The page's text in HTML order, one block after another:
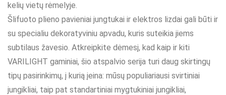
kelių vietų rėmelyje.
Šlifuoto plieno pavieniai jungtukai ir elektros lizdai gali būti ir
su specialiu dekoratyviniu apvadu, kuris suteikia jiems
subtilaus žavesio. Atkreipkite dėmesį, kad kaip ir kiti
VARILIGHT gaminiai, šio atspalvio serija turi daug skirtingų
tipų pasirinkimų, į kurią įeina: mūsų populiariausi svirtiniai
jungikliai, taip pat standartiniai mygtukiniai jungikliai,